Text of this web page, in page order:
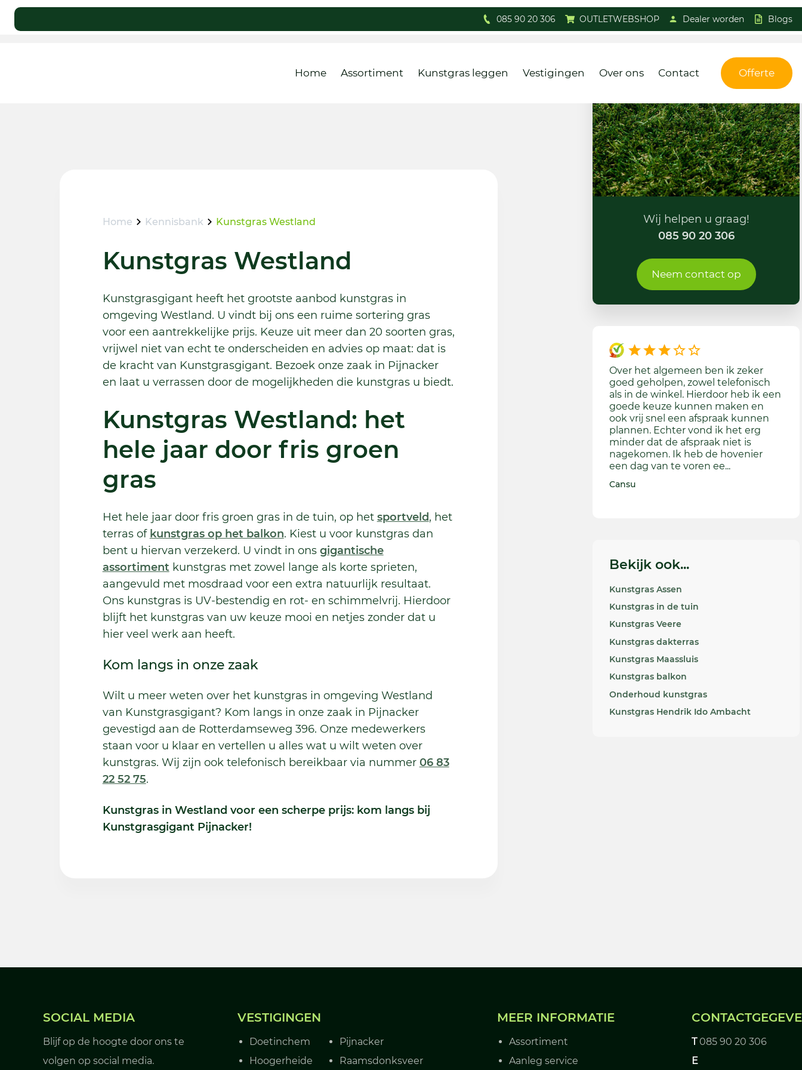
085 90 20 306 OUTLETWEBSHOP Dealer worden Blogs
Home Assortiment Kunstgras leggen Vestigingen Over ons Contact Offerte
Home Kennisbank Kunstgras Westland
Kunstgras Westland
Kunstgrasgigant heeft het grootste aanbod kunstgras in
omgeving Westland. U vindt bij ons een ruime sortering gras
voor een aantrekkelijke prijs. Keuze uit meer dan 20 soorten gras,
vrijwel niet van echt te onderscheiden en advies op maat: dat is
de kracht van Kunstgrasgigant. Bezoek onze zaak in Pijnacker
en laat u verrassen door de mogelijkheden die kunstgras u biedt.
Kunstgras Westland: het
hele jaar door fris groen
gras
Het hele jaar door fris groen gras in de tuin, op het sportveld, het
terras of kunstgras op het balkon. Kiest u voor kunstgras dan
bent u hiervan verzekerd. U vindt in ons gigantische
assortiment kunstgras met zowel lange als korte sprieten,
aangevuld met mosdraad voor een extra natuurlijk resultaat.
Ons kunstgras is UV-bestendig en rot- en schimmelvrij. Hierdoor
blijft het kunstgras van uw keuze mooi en netjes zonder dat u
hier veel werk aan heeft.
Kom langs in onze zaak
Wilt u meer weten over het kunstgras in omgeving Westland
van Kunstgrasgigant? Kom langs in onze zaak in Pijnacker
gevestigd aan de Rotterdamseweg 396. Onze medewerkers
staan voor u klaar en vertellen u alles wat u wilt weten over
kunstgras. Wij zijn ook telefonisch bereikbaar via nummer 06 83
22 52 75.
Kunstgras in Westland voor een scherpe prijs: kom langs bij
Kunstgrasgigant Pijnacker!
Wij helpen u graag!
085 90 20 306
Neem contact op
Over het algemeen ben ik zeker
goed geholpen, zowel telefonisch
als in de winkel. Hierdoor heb ik een
goede keuze kunnen maken en
ook vrij snel een afspraak kunnen
plannen. Echter vond ik het erg
minder dat de afspraak niet is
nagekomen. Ik heb de hovenier
een dag van te voren ee...
Cansu
Bekijk ook...
Kunstgras Assen
Kunstgras in de tuin
Kunstgras Veere
Kunstgras dakterras
Kunstgras Maassluis
Kunstgras balkon
Onderhoud kunstgras
Kunstgras Hendrik Ido Ambacht
SOCIAL MEDIA
Blijf op de hoogte door ons te
volgen op social media.
VESTIGINGEN
Doetinchem
Hoogerheide
Pijnacker
Raamsdonksveer
MEER INFORMATIE
Assortiment
Aanleg service
T 085 90 20 306
E